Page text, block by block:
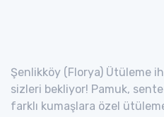
Şenlikköy (Florya) Ütüleme
sizleri bekliyor! Pamuk,
farklı kumaşlara özel